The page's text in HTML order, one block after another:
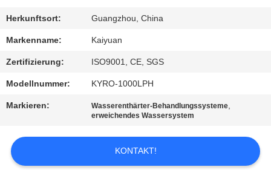
SIE
MIT
UNS
IN
VERBINDUNG
FORDERN
SIE
Herkunftsort: Guangzhou, China
Markenname: Kaiyuan
Zertifizierung: ISO9001, CE, SGS
Modellnummer: KYRO-1000LPH
Markieren: Wasserenthärter-Behandlungssysteme,
erweichendes Wassersystem
KONTAKT!